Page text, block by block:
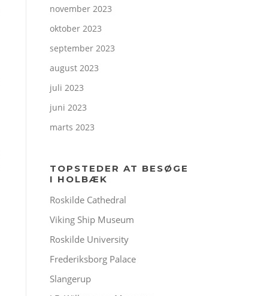
november 2023
oktober 2023
september 2023
august 2023
juli 2023
juni 2023
marts 2023
TOPSTEDER AT BESØGE
I HOLBÆK
Roskilde Cathedral
Viking Ship Museum
Roskilde University
Frederiksborg Palace
Slangerup